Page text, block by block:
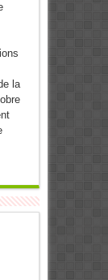
la